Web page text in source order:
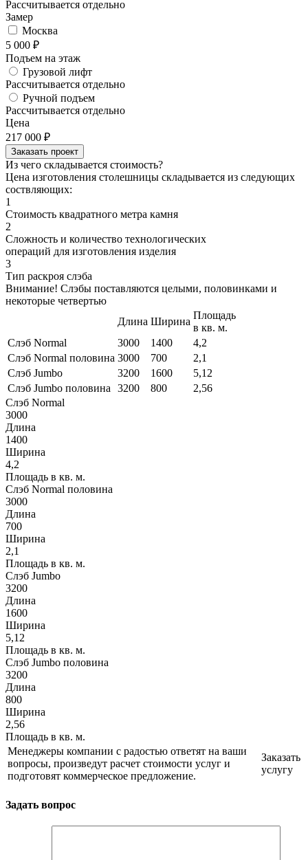
Рассчитывается отдельно
Замер
Москва
5 000 ₽
Подъем на этаж
Грузовой лифт
Рассчитывается отдельно
Ручной подъем
Рассчитывается отдельно
Цена
217 000 ₽
Заказать проект
Из чего складывается стоимость?
Цена изготовления столешницы складывается из следующих
соствляющих:
1
Стоимость квадратного метра камня
2
Сложность и количество технологических
операций для изготовления изделия
3
Тип раскроя слэба
Внимание! Слэбы поставляются целыми, половинками и
некоторые четвертью
Длина Ширина
Площадь
в кв. м.
Слэб Normal
3000 1400
4,2
Слэб Normal половина 3000 700
2,1
Слэб Jumbo
3200 1600
5,12
Слэб Jumbo половина
3200 800
2,56
Слэб Normal
3000
Длина
1400
Ширина
4,2
Площадь в кв. м.
Слэб Normal половина
3000
Длина
700
Ширина
2,1
Площадь в кв. м.
Слэб Jumbo
3200
Длина
1600
Ширина
5,12
Площадь в кв. м.
Слэб Jumbo половина
3200
Длина
800
Ширина
2,56
Площадь в кв. м.
Менеджеры компании с радостью ответят на ваши
вопросы, произведут расчет стоимости услуг и
подготовят коммерческое предложение.
Заказать
услугу
Задать вопрос